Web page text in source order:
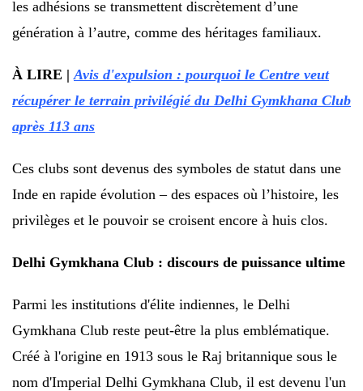
les adhésions se transmettent discrètement d’une
génération à l’autre, comme des héritages familiaux.
À LIRE | Avis d'expulsion : pourquoi le Centre veut
récupérer le terrain privilégié du Delhi Gymkhana Club
après 113 ans
Ces clubs sont devenus des symboles de statut dans une
Inde en rapide évolution – des espaces où l’histoire, les
privilèges et le pouvoir se croisent encore à huis clos.
Delhi Gymkhana Club : discours de puissance ultime
Parmi les institutions d'élite indiennes, le Delhi
Gymkhana Club reste peut-être la plus emblématique.
Créé à l'origine en 1913 sous le Raj britannique sous le
nom d'Imperial Delhi Gymkhana Club, il est devenu l'un